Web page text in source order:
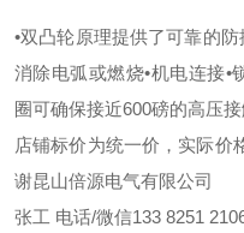
•双凸轮原理提供了可靠的防
消除电弧或燃烧•机电连接•
圈可确保接近600磅的高压接
店铺标价为统一价，实际价
谢昆山倍源电气有限公司
张工 电话/微信133 8251